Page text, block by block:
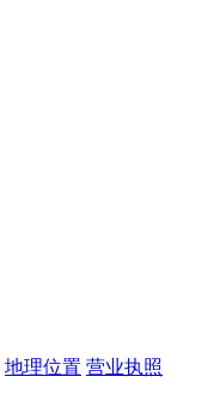
地理位置 营业执照